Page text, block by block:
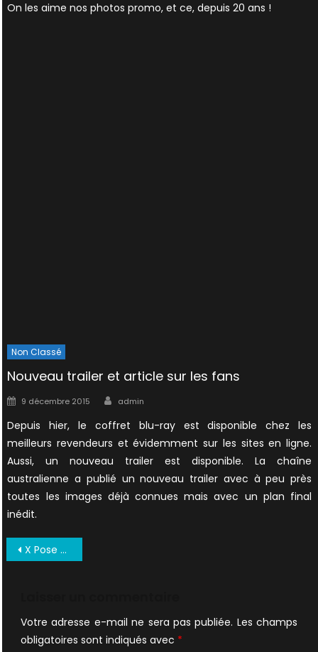
On les aime nos photos promo, et ce, depuis 20 ans !
Non Classé
Nouveau trailer et article sur les fans
Posted
9 décembre 2015 Author
admin
Depuis hier, le coffret blu-ray est disponible chez les
meilleurs revendeurs et évidemment sur les sites en ligne.
Aussi, un nouveau trailer est disponible. La chaîne
australienne a publié un nouveau trailer avec à peu près
toutes les images déjà connues mais avec un plan final
inédit.
Navigation
X Pose 28 1998 UK (3)
Votre adresse e-mail ne sera pas publiée. Les champs
obligatoires sont indiqués avec *